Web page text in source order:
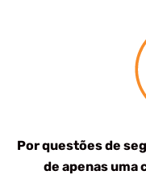
Por questões de
de apenas uma